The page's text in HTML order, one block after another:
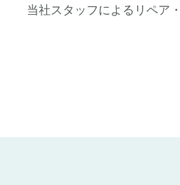
当社スタッフによるリペア